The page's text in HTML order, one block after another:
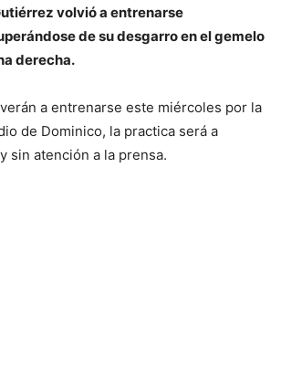
volvió a entrenarse
de su desgarro en el gemelo
derecha.
a entrenarse este miércoles por la
de Dominico, la practica será a
sin atención a la prensa.